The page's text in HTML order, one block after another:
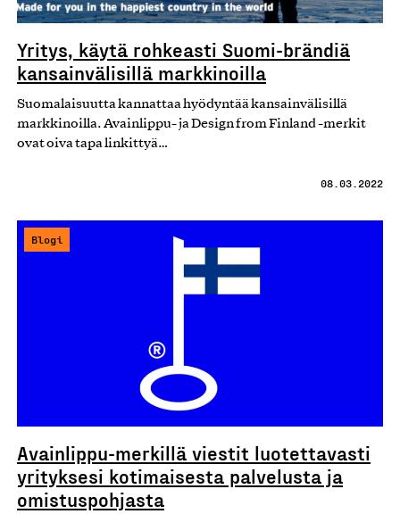
Yritys, käytä rohkeasti Suomi-brändiä
kansainvälisillä markkinoilla
Suomalaisuutta kannattaa hyödyntää kansainvälisillä
markkinoilla. Avainlippu- ja Design from Finland -merkit
ovat oiva tapa linkittyä…
08.03.2022
Blogi
Avainlippu-merkillä viestit luotettavasti
yrityksesi kotimaisesta palvelusta ja
omistuspohjasta